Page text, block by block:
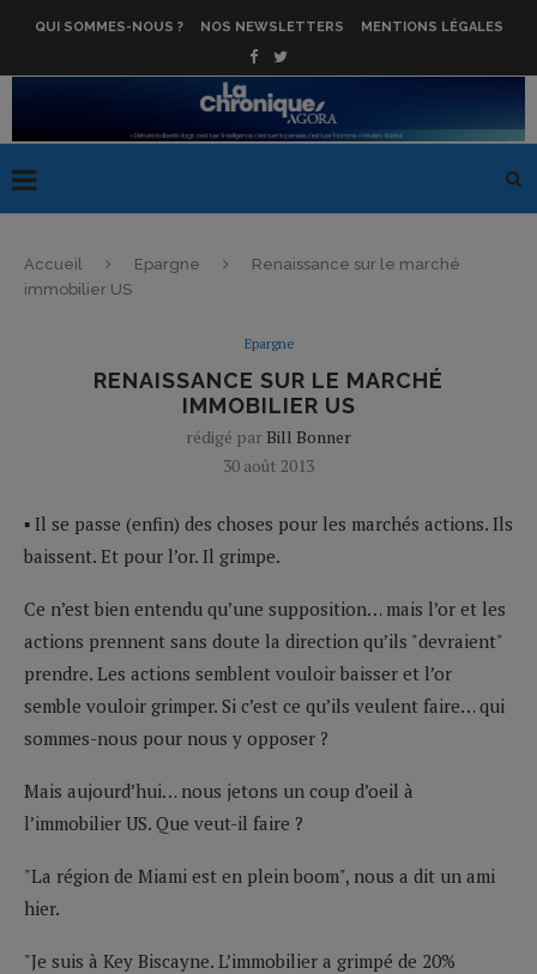
QUI SOMMES-NOUS ? NOS NEWSLETTERS MENTIONS LÉGALES
Accueil Epargne
Renaissance sur le marché
immobilier US
Epargne
RENAISSANCE SUR LE MARCHÉ
IMMOBILIER US
rédigé par Bill Bonner
30 août 2013
▪ Il se passe (enfin) des choses pour les marchés actions. Ils
baissent. Et pour l’or. Il grimpe.
Ce n’est bien entendu qu’une supposition… mais l’or et les
actions prennent sans doute la direction qu’ils "devraient"
prendre. Les actions semblent vouloir baisser et l’or
semble vouloir grimper. Si c’est ce qu’ils veulent faire… qui
sommes-nous pour nous y opposer ?
Mais aujourd’hui… nous jetons un coup d’oeil à
l’immobilier US. Que veut-il faire ?
"La région de Miami est en plein boom", nous a dit un ami
hier.
"Je suis à Key Biscayne. L’immobilier a grimpé de 20%